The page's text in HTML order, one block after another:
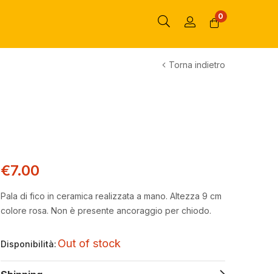
0
Torna indietro
€7.00
Pala di fico in ceramica realizzata a mano. Altezza 9 cm
colore rosa. Non è presente ancoraggio per chiodo.
Disponibilità: Out of stock